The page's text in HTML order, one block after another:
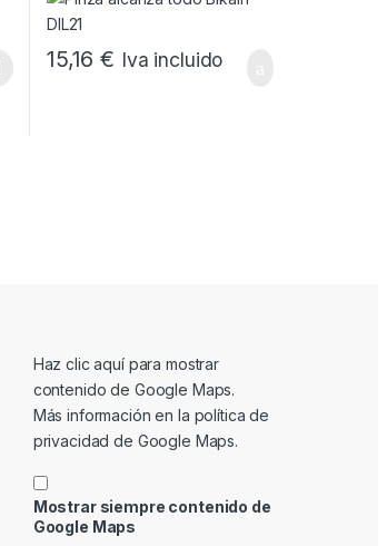
15,16€ Iva incluido
Mostrar contenido de Google Maps
Haz clic aquí para mostrar
contenido de Google Maps.
Más información en la política de
privacidad de Google Maps.
Mostrar siempre contenido de
Google Maps